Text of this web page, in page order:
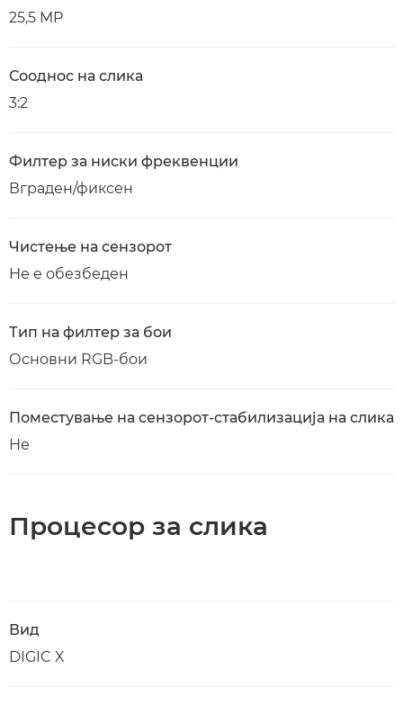
25,5 MP
Сооднос на слика
3:2
Филтер за ниски фреквенции
Вграден/фиксен
Чистење на сензорот
Не е обезбеден
Тип на филтер за бои
Основни RGB-бои
Поместување на сензорот-стабилизација на слика
Не
Процесор за слика
Вид
DIGIC X